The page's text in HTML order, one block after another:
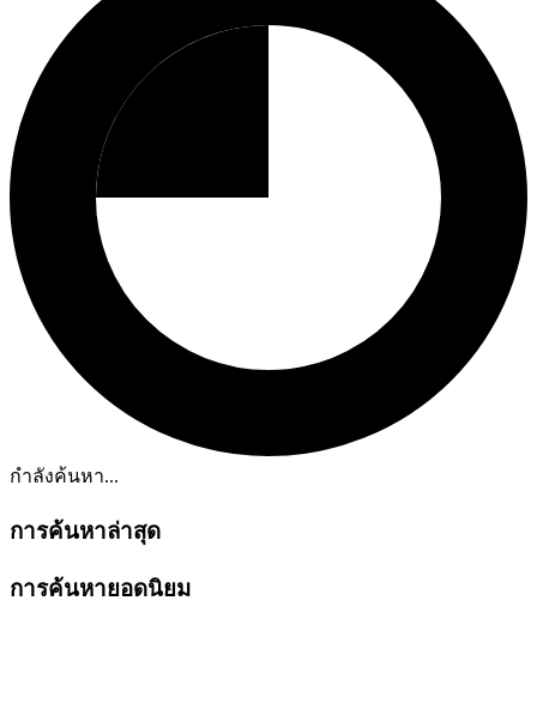
กำลังค้นหา...
การค้นหาล่าสุด
การค้นหายอดนิยม